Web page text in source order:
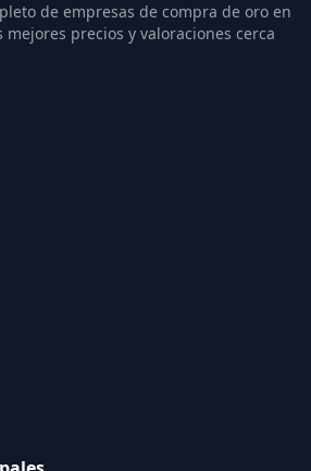
de empresas de compra de oro en
mejores precios y valoraciones cerca